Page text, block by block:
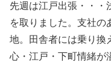
先週は江戸出張・・・
を取りました。支社の
地。田舎者には乗り換
心・江戸・下町情緒が